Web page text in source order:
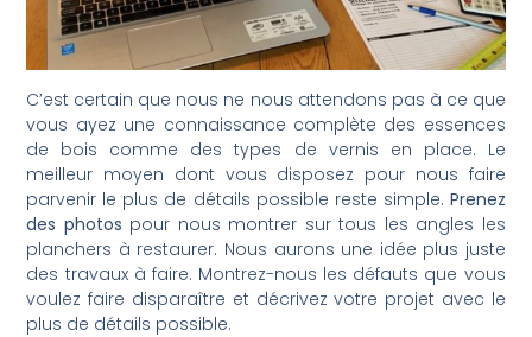
C’est certain que nous ne nous attendons pas à ce que
vous ayez une connaissance complète des essences
de bois comme des types de vernis en place. Le
meilleur moyen dont vous disposez pour nous faire
parvenir le plus de détails possible reste simple. Prenez
des photos pour nous montrer sur tous les angles les
planchers à restaurer. Nous aurons une idée plus juste
des travaux à faire. Montrez-nous les défauts que vous
voulez faire disparaître et décrivez votre projet avec le
plus de détails possible.